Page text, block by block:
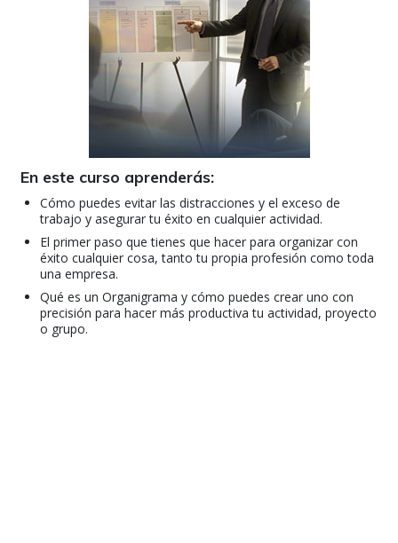
En este curso aprenderás:
Cómo puedes evitar las distracciones y el exceso de
trabajo y asegurar tu éxito en cualquier actividad.
El primer paso que tienes que hacer para organizar con
éxito cualquier cosa, tanto tu propia profesión como toda
una empresa.
Qué es un Organigrama y cómo puedes crear uno con
precisión para hacer más productiva tu actividad, proyecto
o grupo.